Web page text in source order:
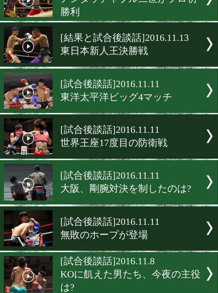
元王者対決の行方は!?
[試合後会見]2016.11.14
強打者王者が因縁の相手と
衛戦
[試合後談話]2016.11.14
アンタッチャブル二世がプ
勝利
[結果と試合後談話
東日本新人王決勝戦
[試合後談話]2016.11.11
東洋太平洋ビッグ4マッチ
[試合後談話]2016.11.11
世界王座17度目の防衛戦